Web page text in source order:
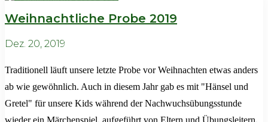
Weihnachtliche Probe 2019
Dez. 20, 2019
Traditionell läuft unsere letzte Probe vor Weihnachten etwas anders
ab wie gewöhnlich. Auch in diesem Jahr gab es mit "Hänsel und
Gretel" für unsere Kids während der Nachwuchsübungsstunde
wieder ein Märchenspiel, aufgeführt von Eltern und Übungsleitern,